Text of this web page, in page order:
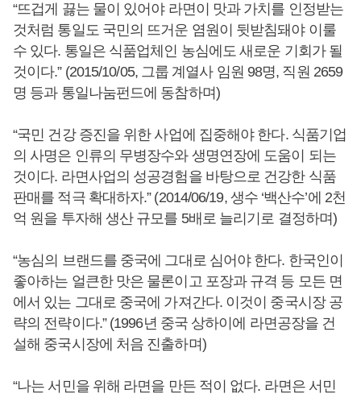
“뜨겁게 끓는 물이 있어야 라면이 맛과 가치를 인정받는
것처럼 통일도 국민의 뜨거운 염원이 뒷받침돼야 이룰
수 있다. 통일은 식품업체인 농심에도 새로운 기회가 될
것이다.” (2015/10/05, 그룹 계열사 임원 98명, 직원 2659
명 등과 통일나눔펀드에 동참하며)
“국민 건강 증진을 위한 사업에 집중해야 한다. 식품기업
의 사명은 인류의 무병장수와 생명연장에 도움이 되는
것이다. 라면사업의 성공경험을 바탕으로 건강한 식품
판매를 적극 확대하자.” (2014/06/19, 생수 ‘백산수’에 2천
억 원을 투자해 생산 규모를 5배로 늘리기로 결정하며)
“농심의 브랜드를 중국에 그대로 심어야 한다. 한국인이
좋아하는 얼큰한 맛은 물론이고 포장과 규격 등 모든 면
에서 있는 그대로 중국에 가져간다. 이것이 중국시장 공
략의 전략이다.” (1996년 중국 상하이에 라면공장을 건
설해 중국시장에 처음 진출하며)
“나는 서민을 위해 라면을 만든 적이 없다. 라면은 서민